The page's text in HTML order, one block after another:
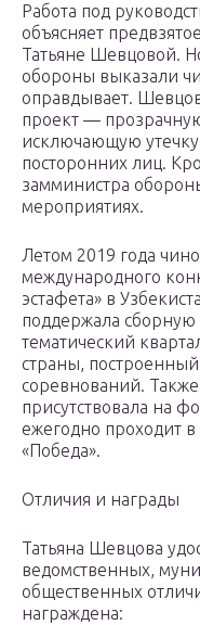
Работа под
объясняет
Татьяне Шевцовой.
обороны выказали
оправдывает.
проект —
исключающую
посторонних лиц.
замминистра
мероприятиях.
Летом 2019 года
международного
эстафета» в
поддержала сборную
тематический
страны,
соревнований.
присутствовала на
ежегодно проходит
«Победа».
Отличия и награды
Татьяна Шевцова
ведомственных,
общественных
награждена: